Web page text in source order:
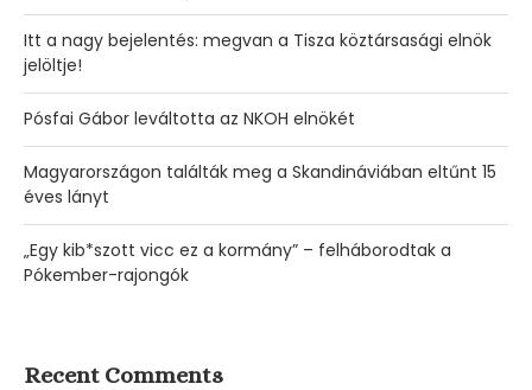
Itt a nagy bejelentés: megvan a Tisza köztársasági elnök
jelöltje!
Pósfai Gábor leváltotta az NKOH elnökét
Magyarországon találták meg a Skandináviában eltűnt 15
éves lányt
„Egy kib*szott vicc ez a kormány” – felháborodtak a
Pókember-rajongók
Recent Comments